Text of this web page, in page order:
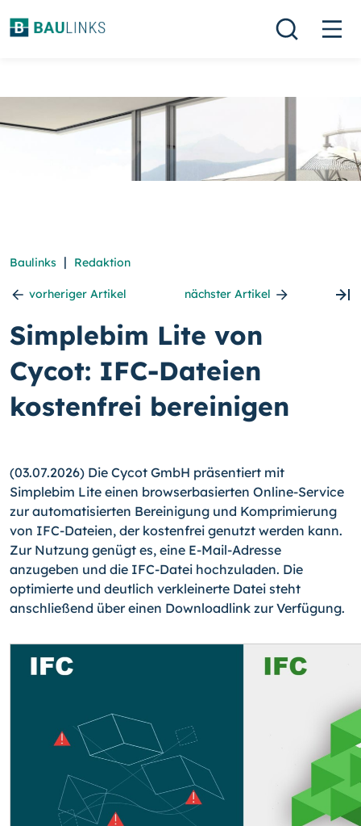
Baulinks | Redaktion
vorheriger Artikel nächster Artikel
Simplebim Lite von
Cycot: IFC-Dateien
kostenfrei bereinigen
(03.07.2026) Die Cycot GmbH präsentiert mit
Simplebim Lite einen browserbasierten Online-Service
zur automatisierten Bereinigung und Komprimierung
von IFC-Dateien, der kostenfrei genutzt werden kann.
Zur Nutzung genügt es, eine E-Mail-Adresse
anzugeben und die IFC-Datei hochzuladen. Die
optimierte und deutlich verkleinerte Datei steht
anschließend über einen Downloadlink zur Verfügung.